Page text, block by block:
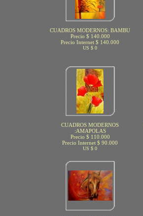
CUADROS MODERNOS: BAMBU
Precio $ 140.000
Precio Internet $ 140.000
US $ 0
CUADROS MODERNOS
:AMAPOLAS
Precio $ 110.000
Precio Internet $ 90.000
US $ 0